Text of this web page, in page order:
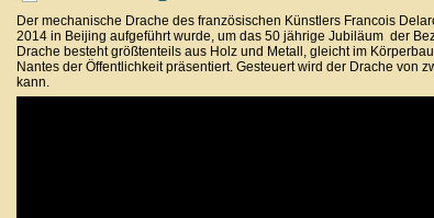
Der mechanische Drache des französischen Künstlers Francois
2014 in Beijing aufgeführt wurde, um das 50 jährige Jubiläum der
Drache besteht größtenteils aus Holz und Metall, gleicht im
Nantes der Öffentlichkeit präsentiert. Gesteuert wird der Drache von
kann.